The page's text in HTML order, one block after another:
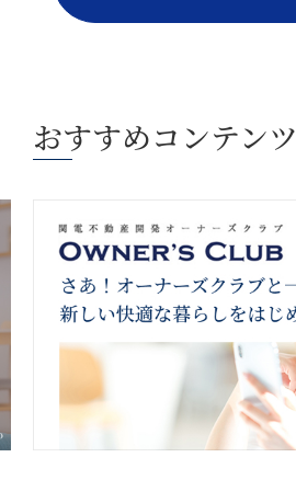
おすすめコンテンツ